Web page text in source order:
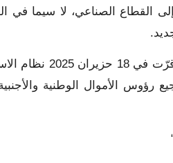
القطاع الصناعي، لا سيما في
وكانت وزارة
رؤوس الأموال الوطنية